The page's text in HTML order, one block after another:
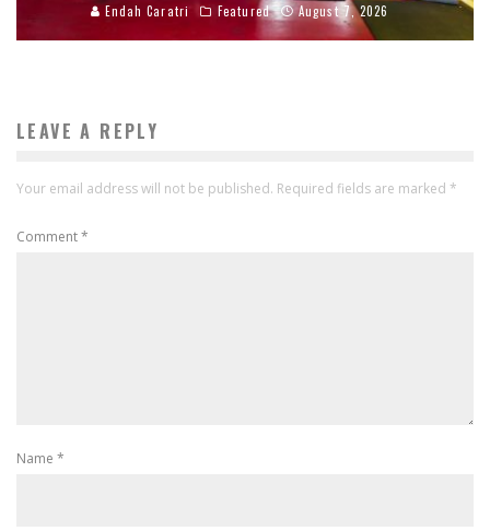
Endah Caratri Featured August 7, 2026
LEAVE A REPLY
Your email address will not be published. Required fields are marked *
Comment*
Name *